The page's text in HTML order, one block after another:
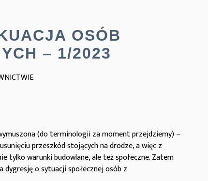
OSÓB
– 1/2023
(do terminologii za moment przejdziemy) –
przeszkód stojących na drodze, a więc z
tylko warunki budowlane, ale też społeczne. Zatem
o sytuacji społecznej osób z